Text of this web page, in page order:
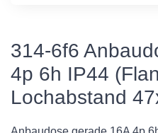
314-6f6
4p 6h IP44
Lochabstand